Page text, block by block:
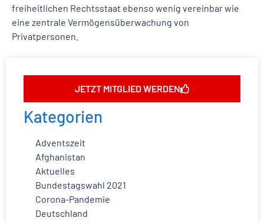
freiheitlichen Rechtsstaat ebenso wenig vereinbar wie
eine zentrale Vermögensüberwachung von
Privatpersonen.
JETZT MITGLIED WERDEN
Kategorien
Adventszeit
Afghanistan
Aktuelles
Bundestagswahl 2021
Corona-Pandemie
Deutschland